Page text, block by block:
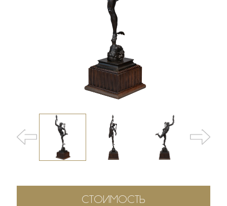
СТОИМОСТЬ